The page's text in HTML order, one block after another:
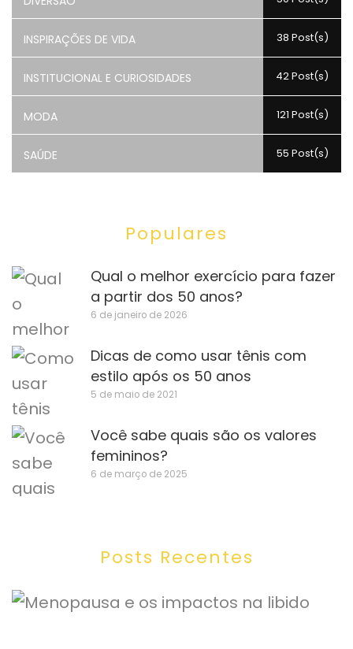
INSPIRAÇÕES DE VIDA 38 Post(s)
INSTITUCIONAL E CURIOSIDADES 42 Post(s)
MODA 121 Post(s)
SAÚDE 55 Post(s)
Populares
Qual o melhor exercício para fazer
a partir dos 50 anos?
6 de janeiro de 2026
Dicas de como usar tênis com
estilo após os 50 anos
5 de maio de 2021
Você sabe quais são os valores
femininos?
6 de março de 2025
Posts Recentes